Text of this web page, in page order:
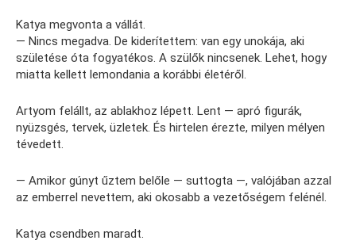
Katya megvonta a vállát.
— Nincs megadva. De kiderítettem: van egy unokája, aki
születése óta fogyatékos. A szülők nincsenek. Lehet, hogy
miatta kellett lemondania a korábbi életéről.
Artyom felállt, az ablakhoz lépett. Lent — apró figurák,
nyüzsgés, tervek, üzletek. És hirtelen érezte, milyen mélyen
tévedett.
— Amikor gúnyt űztem belőle — suttogta —, valójában azzal
az emberrel nevettem, aki okosabb a vezetőségem felénél.
Katya csendben maradt.